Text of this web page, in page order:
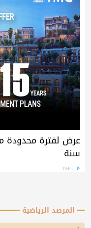
سنة
TMG
المرصد الرياضية